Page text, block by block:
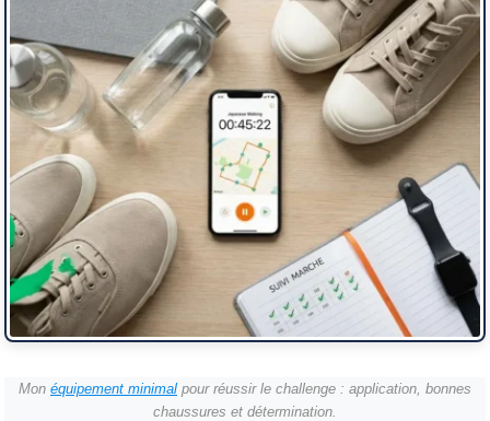
Mon équipement minimal pour réussir le challenge : application, bonnes
chaussures et détermination.